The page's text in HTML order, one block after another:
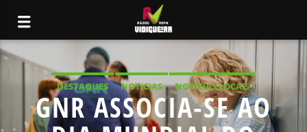
DESTAQUES NOTICIAS
NOTÍCIAS LOCAIS
NOTÍCIAS NACIONAIS
GNR ASSOCIA-SE AO